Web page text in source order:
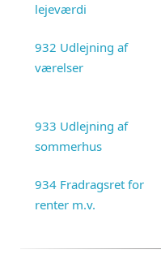
lejeværdi
932 Udlejning af
værelser
933 Udlejning af
sommerhus
934 Fradragsret for
renter m.v.